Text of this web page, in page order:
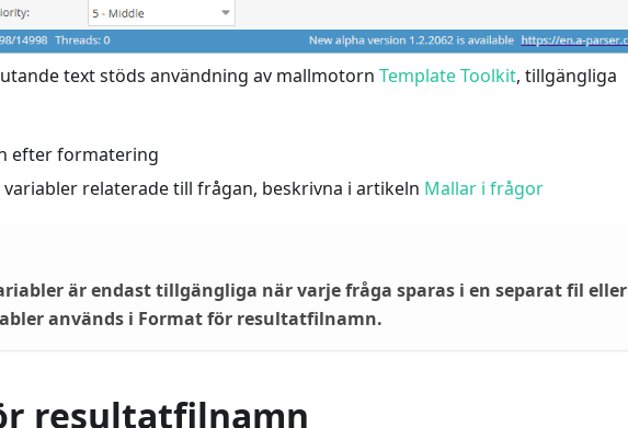
text stöds användning av mallmotorn Template Toolkit, tillgängliga
efter formatering
variabler relaterade till frågan, beskrivna i artikeln Mallar i frågor
är endast tillgängliga när varje fråga sparas i en separat fil eller
används i Format för resultatfilnamn.
resultatfilnamn